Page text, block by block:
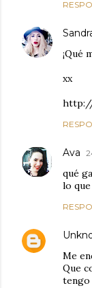
¡Qué
xx
Ava
qué
lo
Me
Que
tengo